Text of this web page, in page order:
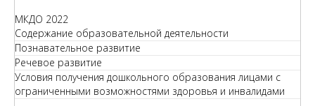
МКДО 2022
Содержание образовательной деятельности
Познавательное развитие
Речевое развитие
Условия получения дошкольного образования лицами с
ограниченными возможностями здоровья и инвалидами